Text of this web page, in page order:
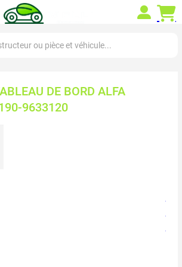
DE BORD ALFA
9633120